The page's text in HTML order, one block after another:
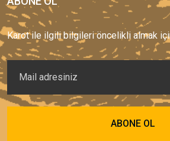
Karot ile ilgili bilgileri öncelikli almak